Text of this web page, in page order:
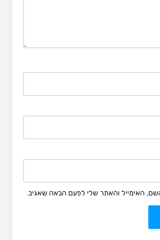
האימייל והאתר שלי לפעם הבאה שאגיב.